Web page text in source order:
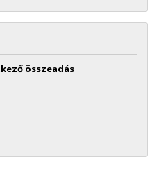
összeadás